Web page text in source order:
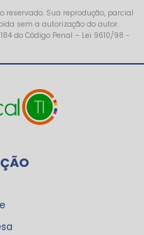
reservado. Sua reprodução, parcial
sem a autorização do autor.
do Código Penal – Lei 9610/98 -